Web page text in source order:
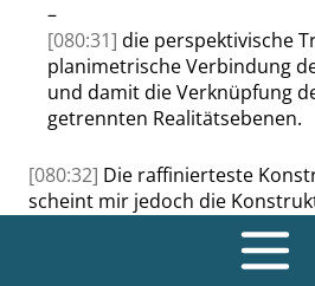
–
[080:31] die perspektivische
planimetrische Verbindung
und damit die Verknüpfung
getrennten Realitätsebenen.
[080:32] Die raffinierteste
scheint mir jedoch die
oder Zuschauers (also meiner